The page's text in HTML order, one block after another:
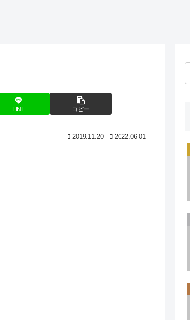
LINE コピー
2019.11.20 2022.06.01